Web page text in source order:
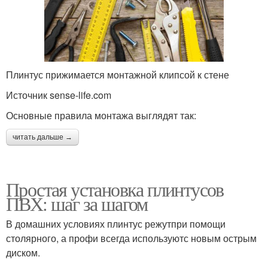
Плинтус прижимается монтажной клипсой к стене
Источник sense-life.com
Основные правила монтажа выглядят так:
читать дальше →
Простая установка плинтусов
ПВХ: шаг за шагом
В домашних условиях плинтус режутпри помощи
столярного, а профи всегда используютс новым острым
диском.